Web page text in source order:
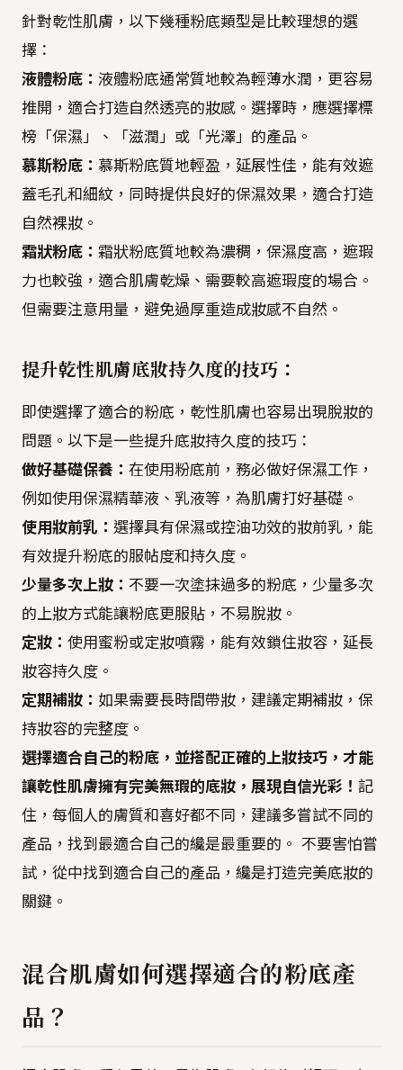
針對乾性肌膚，以下幾種粉底類型是比較理想的選
擇：
液體粉底： 液體粉底通常質地較為輕薄水潤，更容易
推開，適合打造自然透亮的妝感。選擇時，應選擇標
榜「保濕」、「滋潤」或「光澤」的產品。
慕斯粉底： 慕斯粉底質地輕盈，延展性佳，能有效遮
蓋毛孔和細紋，同時提供良好的保濕效果，適合打造
自然裸妝。
霜狀粉底： 霜狀粉底質地較為濃稠，保濕度高，遮瑕
力也較強，適合肌膚乾燥、需要較高遮瑕度的場合。
但需要注意用量，避免過厚重造成妝感不自然。
提升乾性肌膚底妝持久度的技巧：
即使選擇了適合的粉底，乾性肌膚也容易出現脫妝的
問題。以下是一些提升底妝持久度的技巧：
做好基礎保養： 在使用粉底前，務必做好保濕工作，
例如使用保濕精華液、乳液等，為肌膚打好基礎。
使用妝前乳： 選擇具有保濕或控油功效的妝前乳，能
有效提升粉底的服帖度和持久度。
少量多次上妝： 不要一次塗抹過多的粉底，少量多次
的上妝方式能讓粉底更服貼，不易脫妝。
定妝： 使用蜜粉或定妝噴霧，能有效鎖住妝容，延長
妝容持久度。
定期補妝： 如果需要長時間帶妝，建議定期補妝，保
持妝容的完整度。
選擇適合自己的粉底，並搭配正確的上妝技巧，才能
讓乾性肌膚擁有完美無瑕的底妝，展現自信光彩！ 記
住，每個人的膚質和喜好都不同，建議多嘗試不同的
產品，找到最適合自己的纔是最重要的。 不要害怕嘗
試，從中找到適合自己的產品，纔是打造完美底妝的
關鍵。
混合肌膚如何選擇適合的粉底產
品？